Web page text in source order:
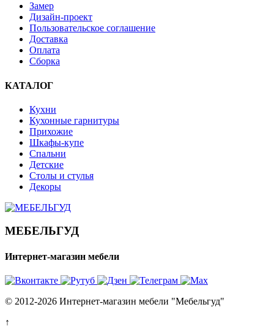
Замер
Дизайн-проект
Пользовательское соглашение
Доставка
Оплата
Сборка
КАТАЛОГ
Кухни
Кухонные гарнитуры
Прихожие
Шкафы-купе
Спальни
Детские
Столы и стулья
Декоры
МЕБЕЛЬГУД
Интернет-магазин мебели
© 2012-2026 Интернет-магазин мебели "Мебельгуд"
↑